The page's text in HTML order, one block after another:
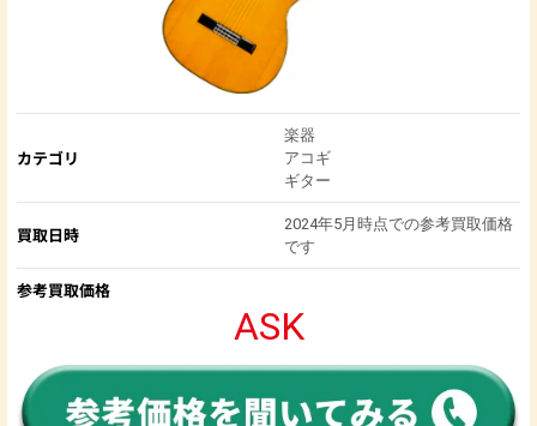
カテゴリ
楽器
アコギ
ギター
買取日時
2024年5月時点での参考買取価格
です
参考買取価格
ASK